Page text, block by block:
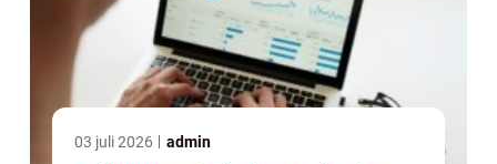
03 juli 2026 admin